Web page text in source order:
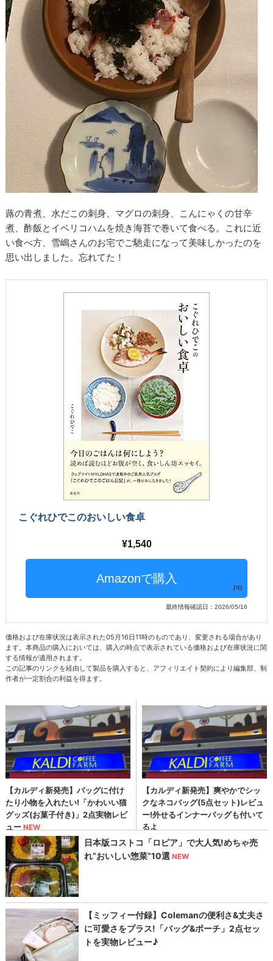
蕗の青煮、水だこの刺身、マグロの刺身、こんにゃくの甘辛
煮、酢飯とイベリコハムを焼き海苔で巻いて食べる。これに近
い食べ方、雪嶋さんのお宅でご馳走になって美味しかったのを
思い出しました。忘れてた！
こぐれひでこのおいしい食卓
1,540
PR
最終情報確認日：2026/05/16
価格および在庫状況は表示された05月16日11時のものであり、変更される場合があり
ます。本商品の購入においては、購入の時点で表示されている価格および在庫状況に関
する情報が適用されます。
この記事のリンクを経由して製品を購入すると、アフィリエイト契約により編集部、制
作者が一定割合の利益を得ます。